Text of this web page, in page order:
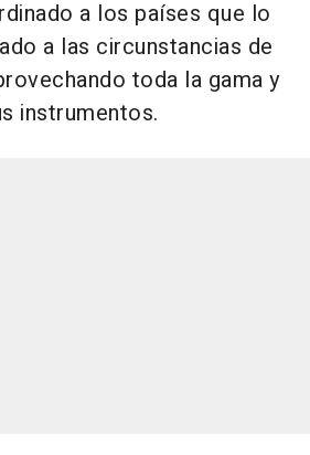
a los países que lo
a las circunstancias de
toda la gama y
instrumentos.